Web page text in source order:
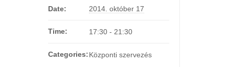
Date: 2014. október 17
Time: 17:30 - 21:30
Categories:Központi szervezés